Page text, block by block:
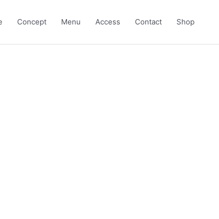
Concept Menu Access Contact Shop